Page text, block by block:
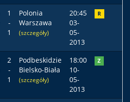
1
-
1
Polonia
Warszawa
(szczegóły)
20:45
03-
05-
2013
R
2
-
1
Podbeskidzie
Bielsko-Biała
(szczegóły)
18:00
10-
05-
2013
Z